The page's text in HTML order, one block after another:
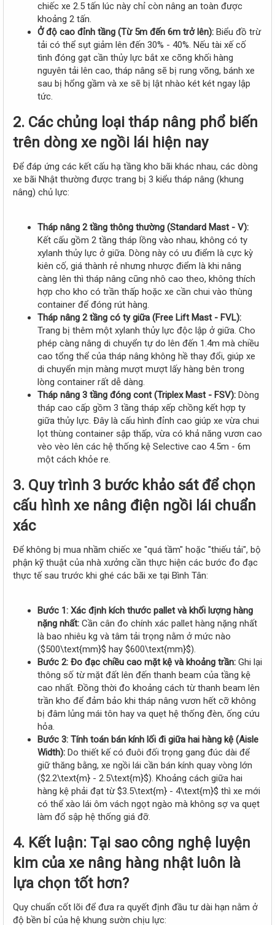
chiếc xe 2.5 tấn lúc này chỉ còn nâng an toàn được
khoảng 2 tấn.
Ở độ cao đỉnh tầng (Từ 5m đến 6m trở lên): Biểu đồ trừ
tải có thể sụt giảm lên đến 30% - 40%. Nếu tài xế cố
tình đóng gạt cần thủy lực bắt xe cõng khối hàng
nguyên tải lên cao, tháp nâng sẽ bị rung võng, bánh xe
sau bị hổng gầm và xe sẽ bị lật nhào két két ngay lập
tức.
2. Các chủng loại tháp nâng phổ biến
trên dòng xe ngồi lái hiện nay​
Để đáp ứng các kết cấu hạ tầng kho bãi khác nhau, các dòng
xe bãi Nhật thường được trang bị 3 kiểu tháp nâng (khung
nâng) chủ lực:
Tháp nâng 2 tầng thông thường (Standard Mast - V):
Kết cấu gồm 2 tầng tháp lồng vào nhau, không có ty
xylanh thủy lực ở giữa. Dòng này có ưu điểm là cực kỳ
kiên cố, giá thành rẻ nhưng nhược điểm là khi nâng
càng lên thì tháp nâng cũng nhô cao theo, không thích
hợp cho kho có trần thấp hoặc xe cần chui vào thùng
container để đóng rút hàng.
Tháp nâng 2 tầng có ty giữa (Free Lift Mast - FVL):
Trang bị thêm một xylanh thủy lực độc lập ở giữa. Cho
phép càng nâng di chuyển tự do lên đến 1.4m mà chiều
cao tổng thể của tháp nâng không hề thay đổi, giúp xe
di chuyển mịn màng mượt mượt lấy hàng bên trong
lòng container rất dễ dàng.
Tháp nâng 3 tầng đóng cont (Triplex Mast - FSV): Dòng
tháp cao cấp gồm 3 tầng tháp xếp chồng kết hợp ty
giữa thủy lực. Đây là cấu hình đỉnh cao giúp xe vừa chui
lọt thùng container sập thấp, vừa có khả năng vươn cao
vèo vèo lên các hệ thống kệ Selective cao 4.5m - 6m
một cách khỏe re.
3. Quy trình 3 bước khảo sát để chọn
cấu hình xe nâng điện ngồi lái chuẩn
xác​
Để không bị mua nhầm chiếc xe "quá tầm" hoặc "thiếu tải", bộ
phận kỹ thuật của nhà xưởng cần thực hiện các bước đo đạc
thực tế sau trước khi ghé các bãi xe tại Bình Tân:
Bước 1: Xác định kích thước pallet và khối lượng hàng
nặng nhất: Cần cân đo chính xác pallet hàng nặng nhất
là bao nhiêu kg và tâm tải trọng nằm ở mức nào
($500\text{mm}$ hay $600\text{mm}$).
Bước 2: Đo đạc chiều cao mặt kệ và khoảng trần: Ghi lại
thông số từ mặt đất lên đến thanh beam của tầng kệ
cao nhất. Đồng thời đo khoảng cách từ thanh beam lên
trần kho để đảm bảo khi tháp nâng vươn hết cỡ không
bị đâm lủng mái tôn hay va quẹt hệ thống đèn, ống cứu
hỏa.
Bước 3: Tính toán bán kính lối đi giữa hai hàng kệ (Aisle
Width): Do thiết kế có đuôi đối trọng gang đúc dài để
giữ thăng bằng, xe ngồi lái cần bán kính quay vòng lớn
($2.2\text{m} - 2.5\text{m}$). Khoảng cách giữa hai
hàng kệ phải đạt từ $3.5\text{m} - 4\text{m}$ thì xe mới
có thể xào lái ôm vách ngọt ngào mà không sợ va quẹt
làm đổ sập hệ thống giá đỡ.
4. Kết luận: Tại sao công nghệ luyện
kim của xe nâng hàng nhật luôn là
lựa chọn tốt hơn?​
Quy chuẩn cốt lõi để đưa ra quyết định đầu tư dài hạn nằm ở
độ bền bỉ của hệ khung sườn chịu lực: